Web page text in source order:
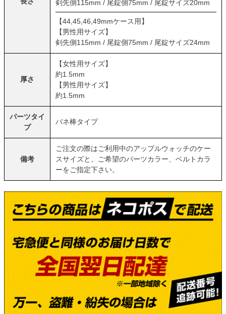
剣先側115mm / 尾錠側75mm / 尾錠サイズ20mm
【44,45,46,49mmケース用】
【男性用サイズ】
剣先側115mm / 尾錠側75mm / 尾錠サイズ24mm
厚さ
【女性用サイズ】
約1.5mm
【男性用サイズ】
約1.5mm
パーツタイ
プ
バネ棒タイプ
備考
ご注文の際はご利用中のアップルウォッチのケー
スサイズと、ご希望のパーツカラー、ベルトカラ
ーをご指定下さい。